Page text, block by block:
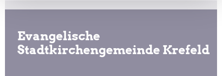
Evangelische
Stadtkirchengemeinde Krefeld